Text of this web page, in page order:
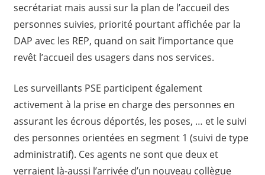
secrétariat mais aussi sur la plan de l’accueil des
personnes suivies, priorité pourtant affichée par la
DAP avec les REP, quand on sait l’importance que
revêt l’accueil des usagers dans nos services.
Les surveillants PSE participent également
activement à la prise en charge des personnes en
assurant les écrous déportés, les poses, … et le suivi
des personnes orientées en segment 1 (suivi de type
administratif). Ces agents ne sont que deux et
verraient là-aussi l’arrivée d’un nouveau collègue